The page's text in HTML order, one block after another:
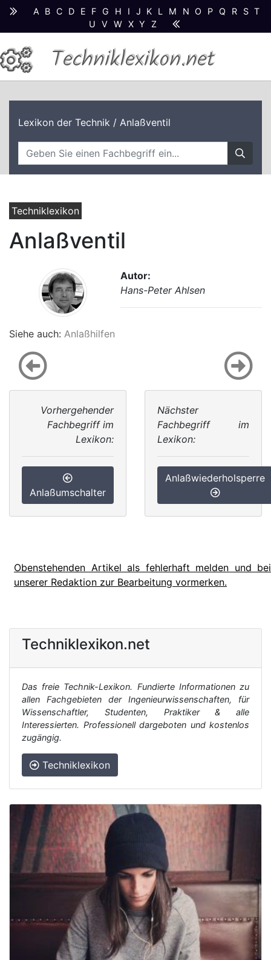
A B C D E F G H I J K L M N O P Q R S T
U
V W X Y Z
Techniklexikon.net
Lexikon der Technik / Anlaßventil
Techniklexikon
Anlaßventil
Autor:
Hans-Peter Ahlsen
Siehe auch: Anlaßhilfen
Vorhergehender
Fachbegriff im
Lexikon:
Anlaßumschalter
Nächster
Fachbegriff im
Lexikon:
Anlaßwiederholsperre
Obenstehenden Artikel als fehlerhaft melden und bei
unserer Redaktion zur Bearbeitung vormerken.
Techniklexikon.net
Das freie Technik-Lexikon. Fundierte Informationen zu
allen Fachgebieten der Ingenieurwissenschaften, für
Wissenschaftler, Studenten, Praktiker & alle
Interessierten. Professionell dargeboten und kostenlos
zugängig.
Techniklexikon